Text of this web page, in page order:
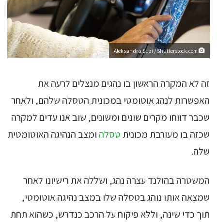
זה לא המקרה הראשון בו נהגים מנצלים לרעה את
האפשרות לנהג אוטומטי במכונית הטסלה שלהם, ולאחר
שכבר דווחו מקרים שונים ומשונים, שוב אנו עדים למקרה
שכזה בו מעורבת מכונית טסלה ומצב הנהיגה האוטומטית
שלה.
המשטרה בהולנד עצרה נהג, ושללה את רישיונו לאחר
שמצאה אותו נוהג בטסלה שלו במצב נהיגה אוטומטי,
תוך כדי שינה, וללא פיקוח על הרכב כנדרש, כשהוא תחת